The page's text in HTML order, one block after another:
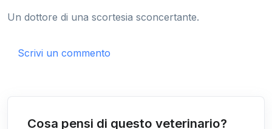
Un dottore di una scortesia sconcertante.
Scrivi un commento
Cosa pensi di questo veterinario?